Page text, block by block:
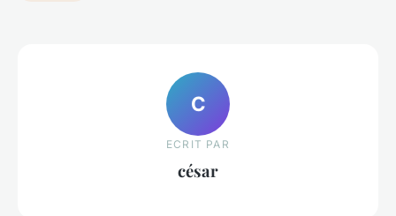
C
ECRIT PAR
césar